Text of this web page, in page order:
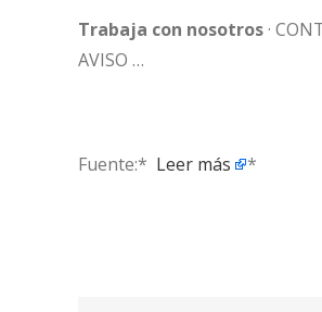
Trabaja con nosotros·
AVISO …
Fuente:* ​ Leer más *